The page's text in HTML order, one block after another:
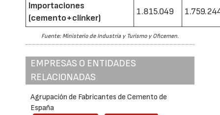
Importaciones
(cemento+clínker)
1.815.049
Fuente: Ministerio de Industria y Turismo y Oficemen.
EMPRESAS O ENTIDADES
RELACIONADAS
Agrupación de Fabricantes de Cemento de
España